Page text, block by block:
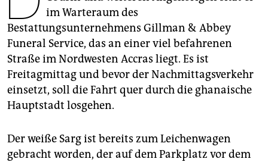
abo
genossenschaft
epaper login
im Warteraum des
Bestattungsunternehmens Gillman & Abbey
Funeral Service, das an einer viel befahrenen
Straße im Nordwesten Accras liegt. Es ist
Freitagmittag und bevor der Nachmittagsverkehr
einsetzt, soll die Fahrt quer durch die ghanaische
Hauptstadt losgehen.
Der weiße Sarg ist bereits zum Leichenwagen
gebracht worden, der auf dem Parkplatz vor dem